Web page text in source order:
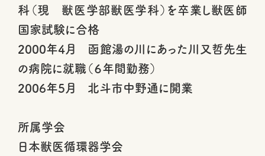
科（現 獣医学部獣医学科）を卒業し獣医師
国家試験に合格
2000年4月 函館湯の川にあった川又哲先生
の病院に就職（６年間勤務）
2006年5月 北斗市中野通に開業
所属学会
日本獣医循環器学会